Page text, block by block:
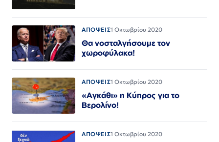
ΑΠΟΨΕΙΣ1 Οκτωβρίου 2020
Θα νοσταλγήσουμε τον
χωροφύλακα!
ΑΠΟΨΕΙΣ1 Οκτωβρίου 2020
«Αγκάθι» η Κύπρος για το
Βερολίνο!
ΑΠΟΨΕΙΣ1 Οκτωβρίου 2020